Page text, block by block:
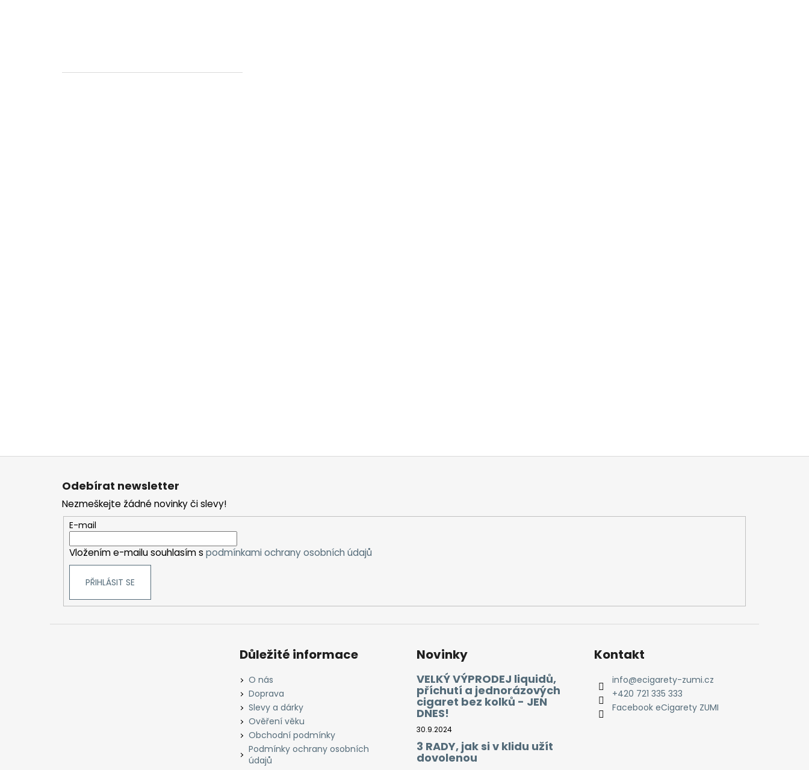
Odebírat newsletter
Nezmeškejte žádné novinky či slevy!
E-mail
Vložením e-mailu souhlasím s podmínkami ochrany osobních údajů
PŘIHLÁSIT SE
Důležité informace
O nás
Doprava
Slevy a dárky
Ověření věku
Obchodní podmínky
Podmínky ochrany osobních
údajů
Novinky
VELKÝ VÝPRODEJ liquidů,
příchutí a jednorázových
cigaret bez kolků - JEN
DNES!
30.9.2024
3 RADY, jak si v klidu užít
dovolenou
Kontakt
info@ecigarety-zumi.cz
+420 721 335 333
Facebook eCigarety ZUMI